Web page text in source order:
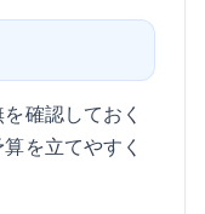
確認しておく
を立てやすく